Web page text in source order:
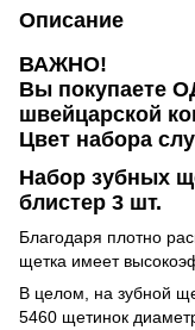
Описание
ВАЖНО!
Вы покупаете
швейцарской
Цвет набора
Набор зубных
блистер 3 шт.
Благодаря плотно
щетка имеет
В целом, на зубной
5460 щетинок